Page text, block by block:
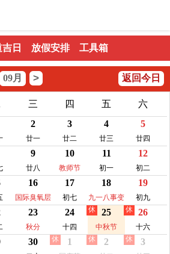
日 放假安排 工具箱
09月 > 返回今日
三 四 五
六
2
廿一
3
廿二
4
廿三
5
廿四
9
廿八
10
教师节
11
初一
12
初二
16
国际臭氧层
保护日
17
初七
18
九一八事变
纪念日
19
初九
23
秋分
24
十四
25
中秋节
休 26
十六
休
30 1
休 2
休 3
休